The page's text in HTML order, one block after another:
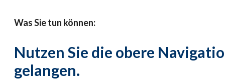
Was Sie tun können:
Nutzen Sie die obere
gelangen.